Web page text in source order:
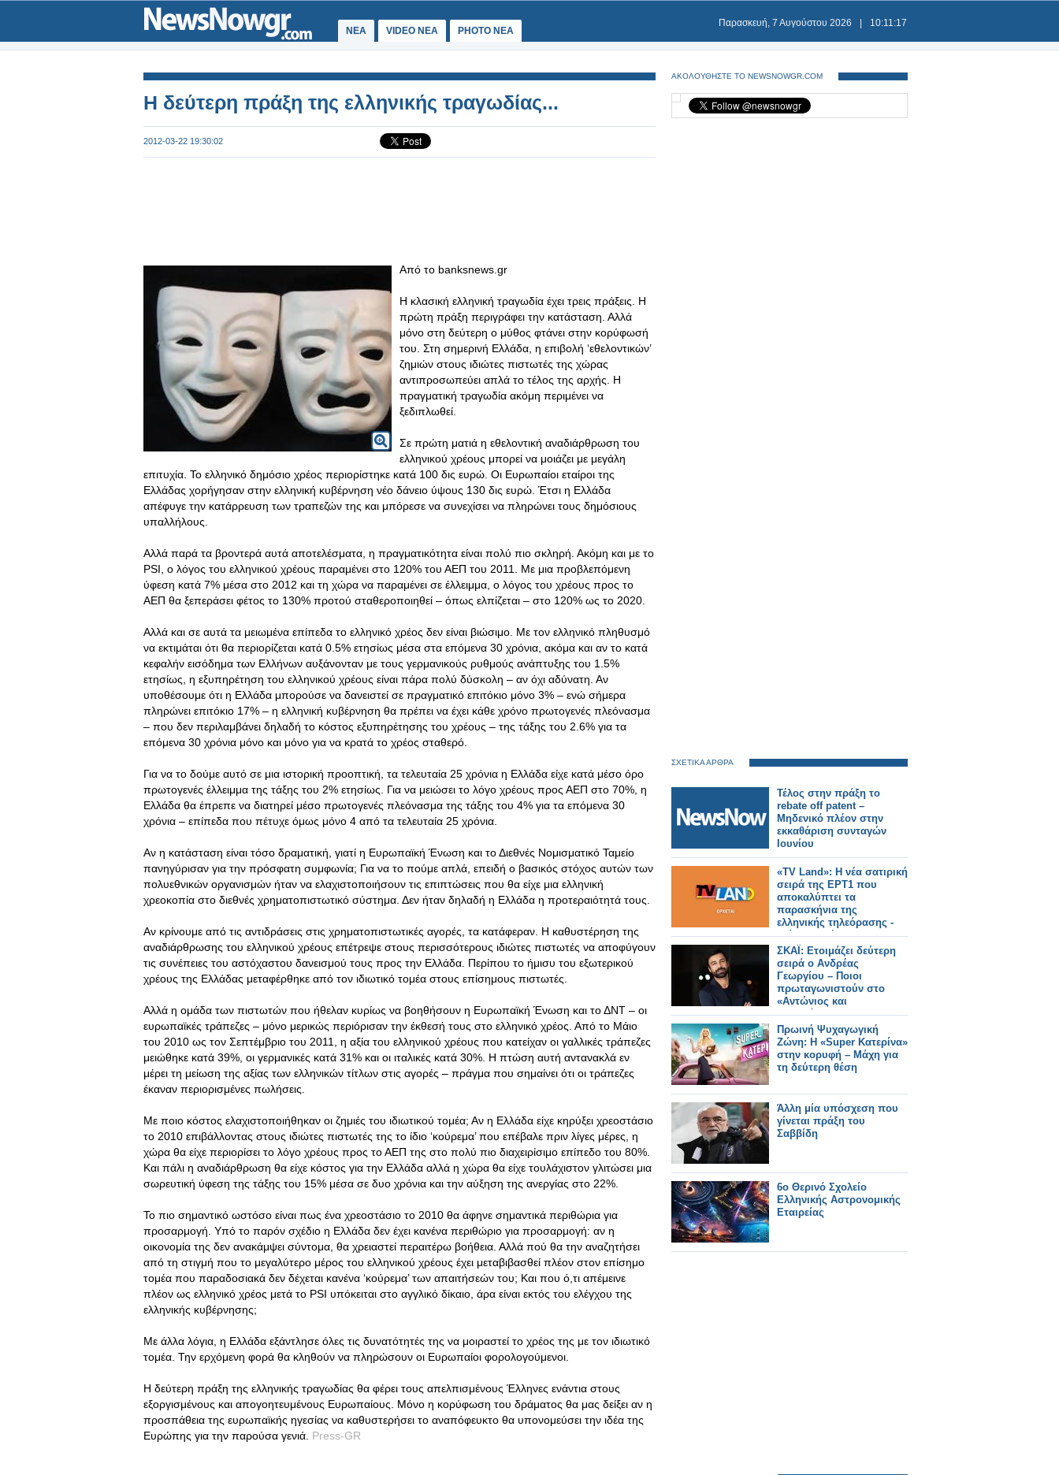
ΝΕΑ VIDEO NEA PHOTO NEA
Παρασκευή, 7 Αυγούστου 2026 10:11:17
Η δεύτερη πράξη της ελληνικής τραγωδίας...
2012-03-22 19:30:02
Aπό το banksnews.gr
Η κλασική ελληνική τραγωδία έχει τρεις πράξεις. Η
πρώτη πράξη περιγράφει την κατάσταση. Αλλά
μόνο στη δεύτερη ο μύθος φτάνει στην κορύφωσή
του. Στη σημερινή Ελλάδα, η επιβολή ‘εθελοντικών’
ζημιών στους ιδιώτες πιστωτές της χώρας
αντιπροσωπεύει απλά το τέλος της αρχής. Η
πραγματική τραγωδία ακόμη περιμένει να
ξεδιπλωθεί.
Σε πρώτη ματιά η εθελοντική αναδιάρθρωση του
ελληνικού χρέους μπορεί να μοιάζει με μεγάλη
επιτυχία. Το ελληνικό δημόσιο χρέος περιορίστηκε κατά 100 δις ευρώ. Οι Ευρωπαίοι εταίροι της
Ελλάδας χορήγησαν στην ελληνική κυβέρνηση νέο δάνειο ύψους 130 δις ευρώ. Έτσι η Ελλάδα
απέφυγε την κατάρρευση των τραπεζών της και μπόρεσε να συνεχίσει να πληρώνει τους δημόσιους
υπαλλήλους.
Αλλά παρά τα βροντερά αυτά αποτελέσματα, η πραγματικότητα είναι πολύ πιο σκληρή. Ακόμη και με το
PSI, o λόγος του ελληνικού χρέους παραμένει στο 120% του ΑΕΠ του 2011. Με μια προβλεπόμενη
ύφεση κατά 7% μέσα στο 2012 και τη χώρα να παραμένει σε έλλειμμα, ο λόγος του χρέους προς το
ΑΕΠ θα ξεπεράσει φέτος το 130% προτού σταθεροποιηθεί – όπως ελπίζεται – στο 120% ως το 2020.
Αλλά και σε αυτά τα μειωμένα επίπεδα το ελληνικό χρέος δεν είναι βιώσιμο. Με τον ελληνικό πληθυσμό
να εκτιμάται ότι θα περιορίζεται κατά 0.5% ετησίως μέσα στα επόμενα 30 χρόνια, ακόμα και αν το κατά
κεφαλήν εισόδημα των Ελλήνων αυξάνονταν με τους γερμανικούς ρυθμούς ανάπτυξης του 1.5%
ετησίως, η εξυπηρέτηση του ελληνικού χρέους είναι πάρα πολύ δύσκολη – αν όχι αδύνατη. Αν
υποθέσουμε ότι η Ελλάδα μπορούσε να δανειστεί σε πραγματικό επιτόκιο μόνο 3% – ενώ σήμερα
πληρώνει επιτόκιο 17% – η ελληνική κυβέρνηση θα πρέπει να έχει κάθε χρόνο πρωτογενές πλεόνασμα
– που δεν περιλαμβάνει δηλαδή το κόστος εξυπηρέτησης του χρέους – της τάξης του 2.6% για τα
επόμενα 30 χρόνια μόνο και μόνο για να κρατά το χρέος σταθερό.
Για να το δούμε αυτό σε μια ιστορική προοπτική, τα τελευταία 25 χρόνια η Ελλάδα είχε κατά μέσο όρο
πρωτογενές έλλειμμα της τάξης του 2% ετησίως. Για να μειώσει το λόγο χρέους προς ΑΕΠ στο 70%, η
Ελλάδα θα έπρεπε να διατηρεί μέσο πρωτογενές πλεόνασμα της τάξης του 4% για τα επόμενα 30
χρόνια – επίπεδα που πέτυχε όμως μόνο 4 από τα τελευταία 25 χρόνια.
Αν η κατάσταση είναι τόσο δραματική, γιατί η Ευρωπαϊκή Ένωση και το Διεθνές Νομισματικό Ταμείο
πανηγύρισαν για την πρόσφατη συμφωνία; Για να το πούμε απλά, επειδή ο βασικός στόχος αυτών των
πολυεθνικών οργανισμών ήταν να ελαχιστοποιήσουν τις επιπτώσεις που θα είχε μια ελληνική
χρεοκοπία στο διεθνές χρηματοπιστωτικό σύστημα. Δεν ήταν δηλαδή η Ελλάδα η προτεραιότητά τους.
Αν κρίνουμε από τις αντιδράσεις στις χρηματοπιστωτικές αγορές, τα κατάφεραν. Η καθυστέρηση της
αναδιάρθρωσης του ελληνικού χρέους επέτρεψε στους περισσότερους ιδιώτες πιστωτές να αποφύγουν
τις συνέπειες του αστόχαστου δανεισμού τους προς την Ελλάδα. Περίπου το ήμισυ του εξωτερικού
χρέους της Ελλάδας μεταφέρθηκε από τον ιδιωτικό τομέα στους επίσημους πιστωτές.
Αλλά η ομάδα των πιστωτών που ήθελαν κυρίως να βοηθήσουν η Ευρωπαϊκή Ένωση και το ΔΝΤ – οι
ευρωπαϊκές τράπεζες – μόνο μερικώς περιόρισαν την έκθεσή τους στο ελληνικό χρέος. Από το Μάιο
του 2010 ως τον Σεπτέμβριο του 2011, η αξία του ελληνικού χρέους που κατείχαν οι γαλλικές τράπεζες
μειώθηκε κατά 39%, οι γερμανικές κατά 31% και οι ιταλικές κατά 30%. Η πτώση αυτή αντανακλά εν
μέρει τη μείωση της αξίας των ελληνικών τίτλων στις αγορές – πράγμα που σημαίνει ότι οι τράπεζες
έκαναν περιορισμένες πωλήσεις.
Με ποιο κόστος ελαχιστοποιήθηκαν οι ζημιές του ιδιωτικού τομέα; Αν η Ελλάδα είχε κηρύξει χρεοστάσιο
το 2010 επιβάλλοντας στους ιδιώτες πιστωτές της το ίδιο ‘κούρεμα’ που επέβαλε πριν λίγες μέρες, η
χώρα θα είχε περιορίσει το λόγο χρέους προς το ΑΕΠ της στο πολύ πιο διαχειρίσιμο επίπεδο του 80%.
Και πάλι η αναδιάρθρωση θα είχε κόστος για την Ελλάδα αλλά η χώρα θα είχε τουλάχιστον γλιτώσει μια
σωρευτική ύφεση της τάξης του 15% μέσα σε δυο χρόνια και την αύξηση της ανεργίας στο 22%.
Το πιο σημαντικό ωστόσο είναι πως ένα χρεοστάσιο το 2010 θα άφηνε σημαντικά περιθώρια για
προσαρμογή. Υπό το παρόν σχέδιο η Ελλάδα δεν έχει κανένα περιθώριο για προσαρμογή: αν η
οικονομία της δεν ανακάμψει σύντομα, θα χρειαστεί περαιτέρω βοήθεια. Αλλά πού θα την αναζητήσει
από τη στιγμή που το μεγαλύτερο μέρος του ελληνικού χρέους έχει μεταβιβασθεί πλέον στον επίσημο
τομέα που παραδοσιακά δεν δέχεται κανένα ‘κούρεμα’ των απαιτήσεών του; Και που ό,τι απέμεινε
πλέον ως ελληνικό χρέος μετά το PSI υπόκειται στο αγγλικό δίκαιο, άρα είναι εκτός του ελέγχου της
ελληνικής κυβέρνησης;
Με άλλα λόγια, η Ελλάδα εξάντλησε όλες τις δυνατότητές της να μοιραστεί το χρέος της με τον ιδιωτικό
τομέα. Την ερχόμενη φορά θα κληθούν να πληρώσουν οι Ευρωπαίοι φορολογούμενοι.
Η δεύτερη πράξη της ελληνικής τραγωδίας θα φέρει τους απελπισμένους Έλληνες ενάντια στους
εξοργισμένους και απογοητευμένους Ευρωπαίους. Μόνο η κορύφωση του δράματος θα μας δείξει αν η
προσπάθεια της ευρωπαϊκής ηγεσίας να καθυστερήσει το αναπόφευκτο θα υπονομεύσει την ιδέα της
Ευρώπης για την παρούσα γενιά. Press-GR
ΑΚΟΛΟΥΘΗΣΤΕ ΤΟ NEWSNOWGR.COM
ΣΧΕΤΙΚΑ ΑΡΘΡΑ
Τέλος στην πράξη το
rebate off patent –
Μηδενικό πλέον στην
εκκαθάριση συνταγών
Ιουνίου
«TV Land»: Η νέα σατιρική
σειρά της ΕΡΤ1 που
αποκαλύπτει τα
παρασκήνια της
ελληνικής τηλεόρασης -
Δείτε το τρέιλερ
ΣΚΑΪ: Ετοιμάζει δεύτερη
σειρά ο Ανδρέας
Γεωργίου – Ποιοι
πρωταγωνιστούν στο
«Αντώνιος και
Κλεοπάτρα»
Πρωινή Ψυχαγωγική
Ζώνη: Η «Super Κατερίνα»
στην κορυφή – Μάχη για
τη δεύτερη θέση
Άλλη μία υπόσχεση που
γίνεται πράξη του
Σαββίδη
6ο Θερινό Σχολείο
Ελληνικής Αστρονομικής
Εταιρείας